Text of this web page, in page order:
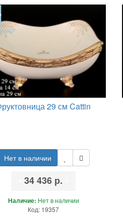
29 см Cattin
Нет в наличии
34 436 р.
Наличие: Нет в наличии
Код: 19357